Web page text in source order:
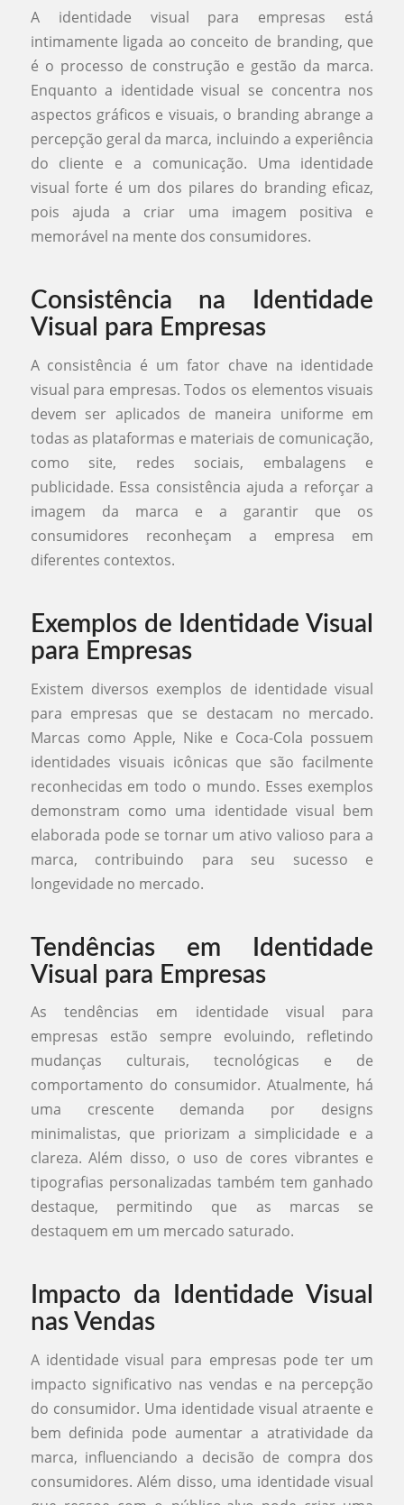
A identidade visual para empresas está
intimamente ligada ao conceito de branding, que
é o processo de construção e gestão da marca.
Enquanto a identidade visual se concentra nos
aspectos gráficos e visuais, o branding abrange a
percepção geral da marca, incluindo a experiência
do cliente e a comunicação. Uma identidade
visual forte é um dos pilares do branding eficaz,
pois ajuda a criar uma imagem positiva e
memorável na mente dos consumidores.
Consistência na Identidade
Visual para Empresas
A consistência é um fator chave na identidade
visual para empresas. Todos os elementos visuais
devem ser aplicados de maneira uniforme em
todas as plataformas e materiais de comunicação,
como site, redes sociais, embalagens e
publicidade. Essa consistência ajuda a reforçar a
imagem da marca e a garantir que os
consumidores reconheçam a empresa em
diferentes contextos.
Exemplos de Identidade Visual
para Empresas
Existem diversos exemplos de identidade visual
para empresas que se destacam no mercado.
Marcas como Apple, Nike e Coca-Cola possuem
identidades visuais icônicas que são facilmente
reconhecidas em todo o mundo. Esses exemplos
demonstram como uma identidade visual bem
elaborada pode se tornar um ativo valioso para a
marca, contribuindo para seu sucesso e
longevidade no mercado.
Tendências em Identidade
Visual para Empresas
As tendências em identidade visual para
empresas estão sempre evoluindo, refletindo
mudanças culturais, tecnológicas e de
comportamento do consumidor. Atualmente, há
uma crescente demanda por designs
minimalistas, que priorizam a simplicidade e a
clareza. Além disso, o uso de cores vibrantes e
tipografias personalizadas também tem ganhado
destaque, permitindo que as marcas se
destaquem em um mercado saturado.
Impacto da Identidade Visual
nas Vendas
A identidade visual para empresas pode ter um
impacto significativo nas vendas e na percepção
do consumidor. Uma identidade visual atraente e
bem definida pode aumentar a atratividade da
marca, influenciando a decisão de compra dos
consumidores. Além disso, uma identidade visual